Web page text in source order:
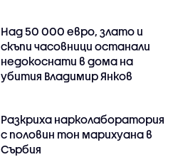
Над 50 000 евро, злато и
скъпи часовници останали
недокоснати в дома на
убития Владимир Янков
Разкриха нарколаборатория
с половин тон марихуана в
Сърбия